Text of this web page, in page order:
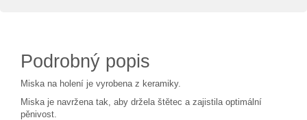
Podrobný popis
Miska na holení je vyrobena z keramiky.
Miska je navržena tak, aby držela štětec a zajistila optimální
pěnivost.